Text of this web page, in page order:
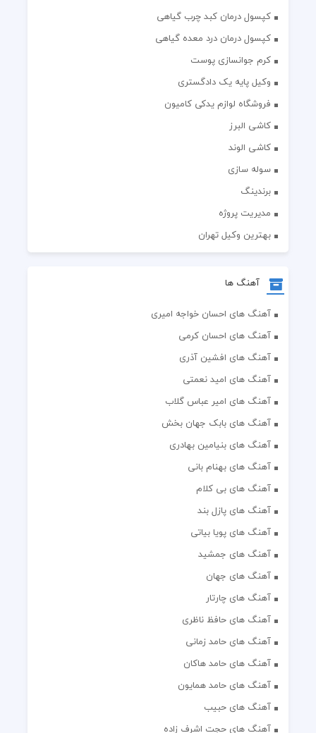
کپسول درمان درد معده گیاهی
کرم جوانسازی پوست
وکیل پایه یک دادگستری
فروشگاه لوازم یدکی کامیون
کاشی البرز
کاشی الوند
سوله سازی
برندینگ
مدیریت پروژه
بهترین وکیل تهران
آهنگ ها
آهنگ های احسان خواجه امیری
آهنگ های احسان کرمی
آهنگ های افشین آذری
آهنگ های امید نعمتی
آهنگ های امیر عباس گلاب
آهنگ های بابک جهان بخش
آهنگ های بنیامین بهادری
آهنگ های بهنام بانی
آهنگ های بی کلام
آهنگ های پازل بند
آهنگ های پویا بیاتی
آهنگ های جمشید
آهنگ های جهان
آهنگ های چارتار
آهنگ های حافظ ناظری
آهنگ های حامد زمانی
آهنگ های حامد هاکان
آهنگ های حامد همایون
آهنگ های حبیب
آهنگ های حجت اشرف زاده
آهنگ های حمید صفت